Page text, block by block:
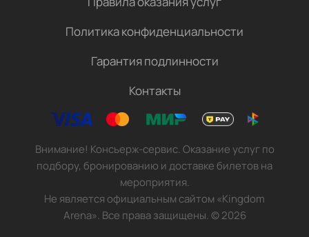
Политика конфиденциальности
Гарантия подлинности
Контакты
Внимание! Консьерж-сервис. Оказание услуг по
подбору, бронированию и доставке билетов на
мероприятия.
Не является официальным сайтом «Kingdom
Arena». Все права защищены.©2026